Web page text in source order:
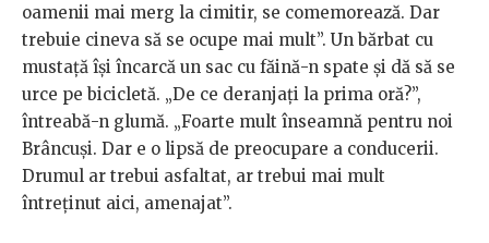
oamenii mai merg la cimitir, se comemorează. Dar
trebuie cineva să se ocupe mai mult”. Un bărbat cu
mustaţă îşi încarcă un sac cu făină-n spate şi dă să se
urce pe bicicletă. „De ce deranjaţi la prima oră?”,
întreabă-n glumă. „Foarte mult înseamnă pentru noi
Brâncuşi. Dar e o lipsă de preocupare a conducerii.
Drumul ar trebui asfaltat, ar trebui mai mult
întreţinut aici, amenajat”.